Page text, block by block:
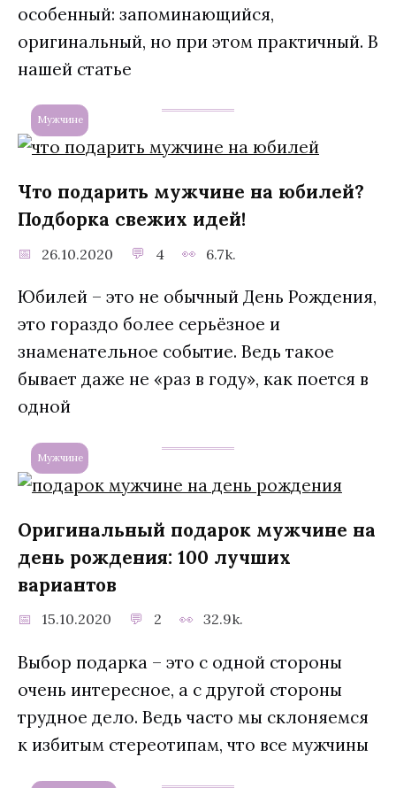
особенный: запоминающийся,
оригинальный, но при этом практичный. В
нашей статье
Мужчине
Что подарить мужчине на юбилей?
Подборка свежих идей!
26.10.2020 4 6.7k.
Юбилей – это не обычный День Рождения,
это гораздо более серьёзное и
знаменательное событие. Ведь такое
бывает даже не «раз в году», как поется в
одной
Мужчине
Оригинальный подарок мужчине на
день рождения: 100 лучших
вариантов
15.10.2020 2 32.9k.
Выбор подарка – это с одной стороны
очень интересное, а с другой стороны
трудное дело. Ведь часто мы склоняемся
к избитым стереотипам, что все мужчины